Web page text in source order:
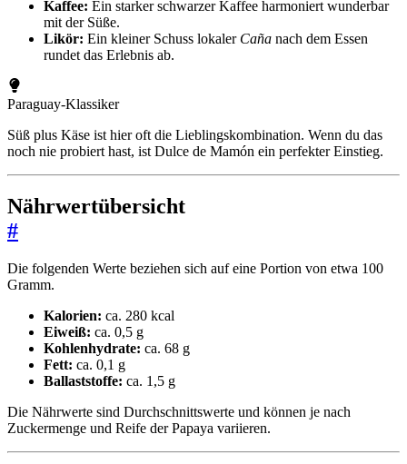
Kaffee: Ein starker schwarzer Kaffee harmoniert wunderbar
mit der Süße.
Likör: Ein kleiner Schuss lokaler Caña nach dem Essen
rundet das Erlebnis ab.
Paraguay-Klassiker
Süß plus Käse ist hier oft die Lieblingskombination. Wenn du das
noch nie probiert hast, ist Dulce de Mamón ein perfekter Einstieg.
Nährwertübersicht
#
Die folgenden Werte beziehen sich auf eine Portion von etwa 100
Gramm.
Kalorien: ca. 280 kcal
Eiweiß: ca. 0,5 g
Kohlenhydrate: ca. 68 g
Fett: ca. 0,1 g
Ballaststoffe: ca. 1,5 g
Die Nährwerte sind Durchschnittswerte und können je nach
Zuckermenge und Reife der Papaya variieren.